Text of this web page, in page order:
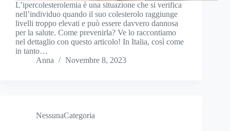
L’ipercolesterolemia è una situazione che si verifica
nell’individuo quando il suo colesterolo raggiunge
livelli troppo elevati e può essere davvero dannosa
per la salute. Come prevenirla? Ve lo raccontiamo
nel dettaglio con questo articolo! In Italia, così come
in tanto…
Anna
Novembre 8, 2023
NessunaCategoria